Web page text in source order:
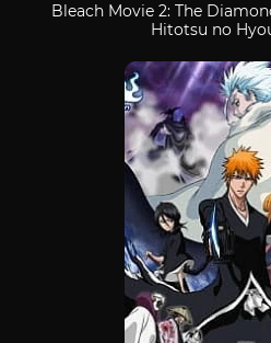
Bleach Movie 2: The
Hitotsu no